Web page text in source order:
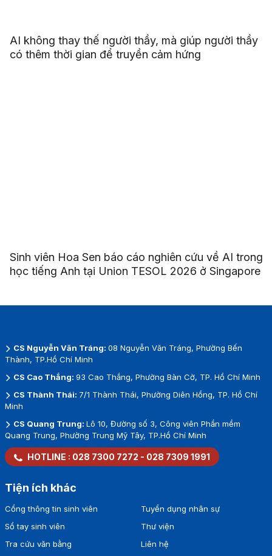
AI không thay thế người thầy, mà giúp người thầy
có thêm thời gian để truyền cảm hứng
Sinh viên Hoa Sen báo cáo nghiên cứu về AI trong
học tiếng Anh tại Union TESOL 2026 ở Singapore
CS Nguyễn Văn Tráng: 08 Nguyễn Văn Tráng, Phường Bến
Thành, TP.Hồ Chí Minh
CS Cao Thắng: 93 Cao Thắng, Phường Bàn Cờ, TP. Hồ Chí Minh
CS Thành Thái: 7/1 Thành Thái, Phường Diên Hồng, TP. Hồ Chí
Minh
CS Quang Trung: Lô 10, Đường số 3, Công viên Phần mềm
Quang Trung, Phường Trung Mỹ Tây, TP.Hồ Chí Minh
HOTLINE : 028 7300 7272 - 028 7309 1991
Tiện ích khác
Cổng thông tin sinh viên
Sổ tay sinh viên
Tra cứu văn bằng
Tuyển dụng nhân sự
Thư viện
Liên hệ